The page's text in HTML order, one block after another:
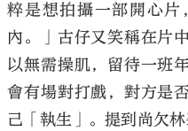
粹是想拍攝一部開心
內。」古仔又笑稱在片
以無需操肌，留待一班
會有場對打戲，對方是
己「執生」。提到尚欠